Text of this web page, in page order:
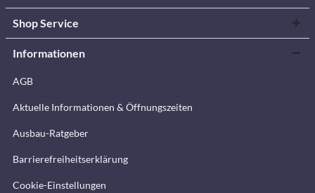
Shop Service
Informationen
AGB
Aktuelle Informationen & Öffnungszeiten
Ausbau-Ratgeber
Barrierefreiheitserklärung
Cookie-Einstellungen